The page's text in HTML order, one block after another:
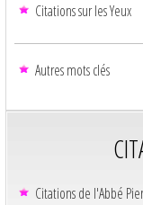
Citations sur les Yeux
Autres mots clés
Citations de l'Abbé